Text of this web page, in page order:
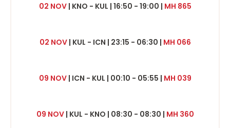
02 NOV| KNO - KUL | 16:50 - 19:00 | MH 865
02 NOV| KUL - ICN | 23:15 - 06:30 | MH 066
09 NOV| ICN - KUL | 00:10 - 05:55 | MH 039
09 NOV| KUL - KNO | 08:30 - 08:30 | MH 360